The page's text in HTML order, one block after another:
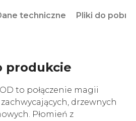
techniczne Pliki do
produkcie
to połączenie magii
drzewnych
Płomień z